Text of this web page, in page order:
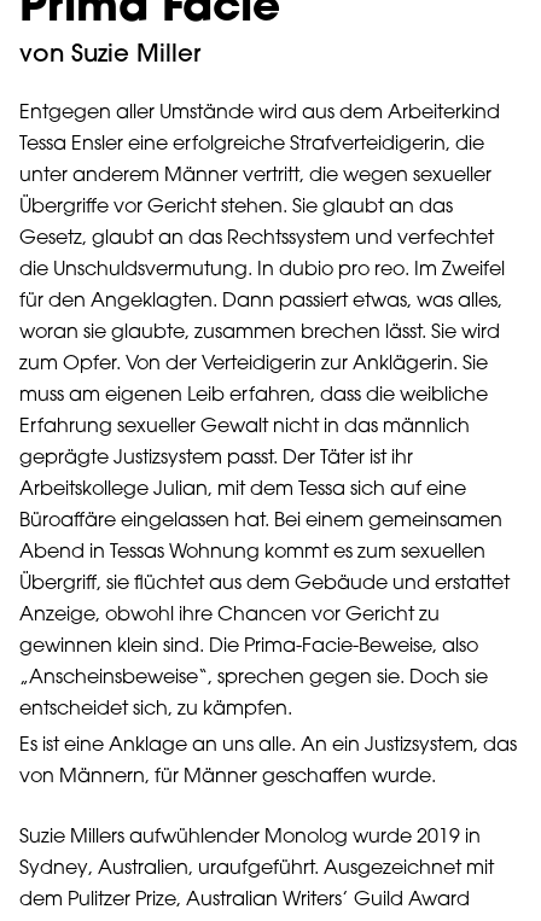
Prima Facie
von Suzie Miller
Entgegen aller Umstände wird aus dem Arbeiterkind
Tessa Ensler eine erfolgreiche Strafverteidigerin, die
unter anderem Männer vertritt, die wegen sexueller
Übergriffe vor Gericht stehen. Sie glaubt an das
Gesetz, glaubt an das Rechtssystem und verfechtet
die Unschuldsvermutung. In dubio pro reo. Im Zweifel
für den Angeklagten. Dann passiert etwas, was alles,
woran sie glaubte, zusammen brechen lässt. Sie wird
zum Opfer. Von der Verteidigerin zur Anklägerin. Sie
muss am eigenen Leib erfahren, dass die weibliche
Erfahrung sexueller Gewalt nicht in das männlich
geprägte Justizsystem passt. Der Täter ist ihr
Arbeitskollege Julian, mit dem Tessa sich auf eine
Büroaffäre eingelassen hat. Bei einem gemeinsamen
Abend in Tessas Wohnung kommt es zum sexuellen
Übergriff, sie flüchtet aus dem Gebäude und erstattet
Anzeige, obwohl ihre Chancen vor Gericht zu
gewinnen klein sind. Die Prima-Facie-Beweise, also
„Anscheinsbeweise“, sprechen gegen sie. Doch sie
entscheidet sich, zu kämpfen.
Es ist eine Anklage an uns alle. An ein Justizsystem, das
von Männern, für Männer geschaffen wurde.
Suzie Millers aufwühlender Monolog wurde 2019 in
Sydney, Australien, uraufgeführt. Ausgezeichnet mit
dem Pulitzer Prize, Australian Writers’ Guild Award